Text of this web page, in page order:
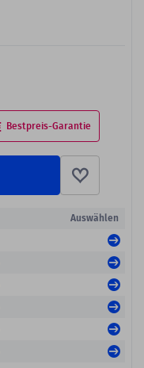
Bestpreis-Garantie
Auswählen